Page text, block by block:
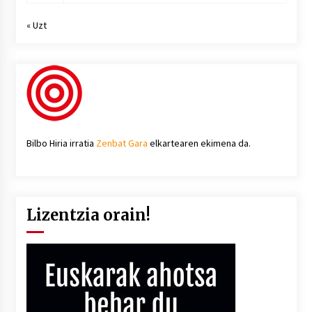
« Uzt
Bilbo Hiria irratia Zenbat Gara elkartearen ekimena da.
Lizentzia orain!